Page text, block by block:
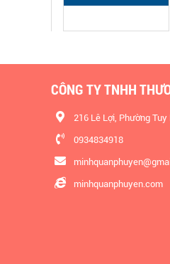
CÔNG TY TNHH
216 Lê Lợi, Phường
0934834918
minhquanphuyen.com